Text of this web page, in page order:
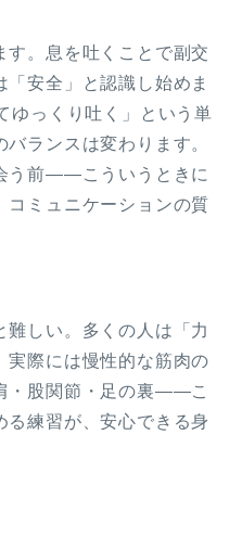
す。息を吐くことで副交
安全」と認識し始めま
ゆっくり吐く」という単
ランスは変わります。
う前——こういうときに
コミュニケーションの質
難しい。多くの人は「力
実際には慢性的な筋肉の
・股関節・足の裏——こ
る練習が、安心できる身